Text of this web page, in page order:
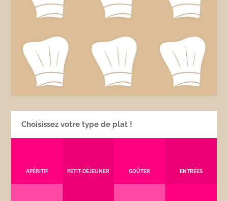
Choisissez votre type de plat !
APÉRITIF PETIT-DÉJEUNER GOÛTER ENTRÉES